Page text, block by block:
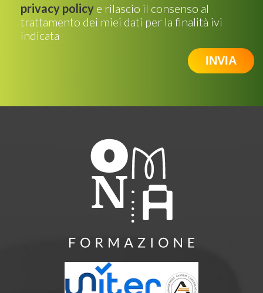
privacy policy e rilascio il consenso al
trattamento dei miei dati per la finalità ivi
indicata